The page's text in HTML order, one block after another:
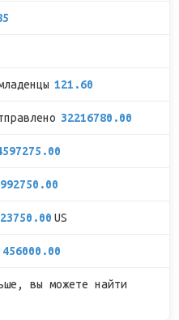
121.60
32216780.00
992750.00
23750.00 US
456000.00
вы можете найти